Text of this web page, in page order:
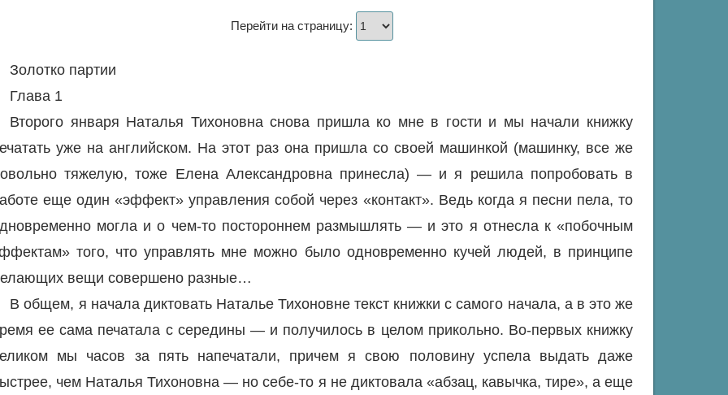
Перейти на страницу:
Золотко партии
Глава 1
Второго января Наталья Тихоновна снова пришла ко мне в гости и мы начали книжку
уже на английском. На этот раз она пришла со своей машинкой (машинку, все же
тяжелую, тоже Елена Александровна принесла) — и я решила попробовать в
еще один «эффект» управления собой через «контакт». Ведь когда я песни пела, то
могла и о чем-то постороннем размышлять — и это я отнесла к «побочным
того, что управлять мне можно было одновременно кучей людей, в принципе
вещи совершено разные…
В общем, я начала диктовать Наталье Тихоновне текст книжки с самого начала, а в это же
ее сама печатала с середины — и получилось в целом прикольно. Во-первых книжку
мы часов за пять напечатали, причем я свою половину успела выдать даже
чем Наталья Тихоновна — но себе-то я не диктовала «абзац, кавычка, тире», а еще